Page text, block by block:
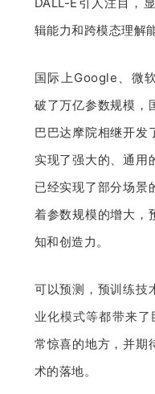
辑能力和跨模态理解
国际上Google、微
破了万亿参数规模，
巴巴达摩院相继开发
实现了强大的、通用
已经实现了部分场景
着参数规模的增大，
知和创造力。
可以预测，预训练技
业化模式等都带来了
常惊喜的地方，并期
术的落地。